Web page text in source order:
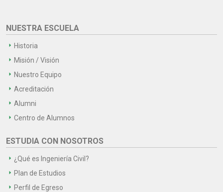
NUESTRA ESCUELA
Historia
Misión / Visión
Nuestro Equipo
Acreditación
Alumni
Centro de Alumnos
ESTUDIA CON NOSOTROS
¿Qué es Ingeniería Civil?
Plan de Estudios
Perfil de Egreso